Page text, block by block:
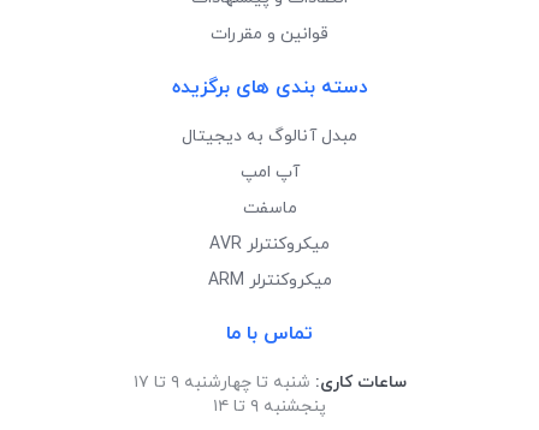
قوانین و مقررات
دسته بندی های برگزیده
مبدل آنالوگ به دیجیتال
آپ امپ
ماسفت
میکروکنترلر AVR
میکروکنترلر ARM
تماس با ما
ساعات کاری: شنبه تا چهارشنبه ۹ تا ۱۷
پنجشنبه ۹ تا ۱۴